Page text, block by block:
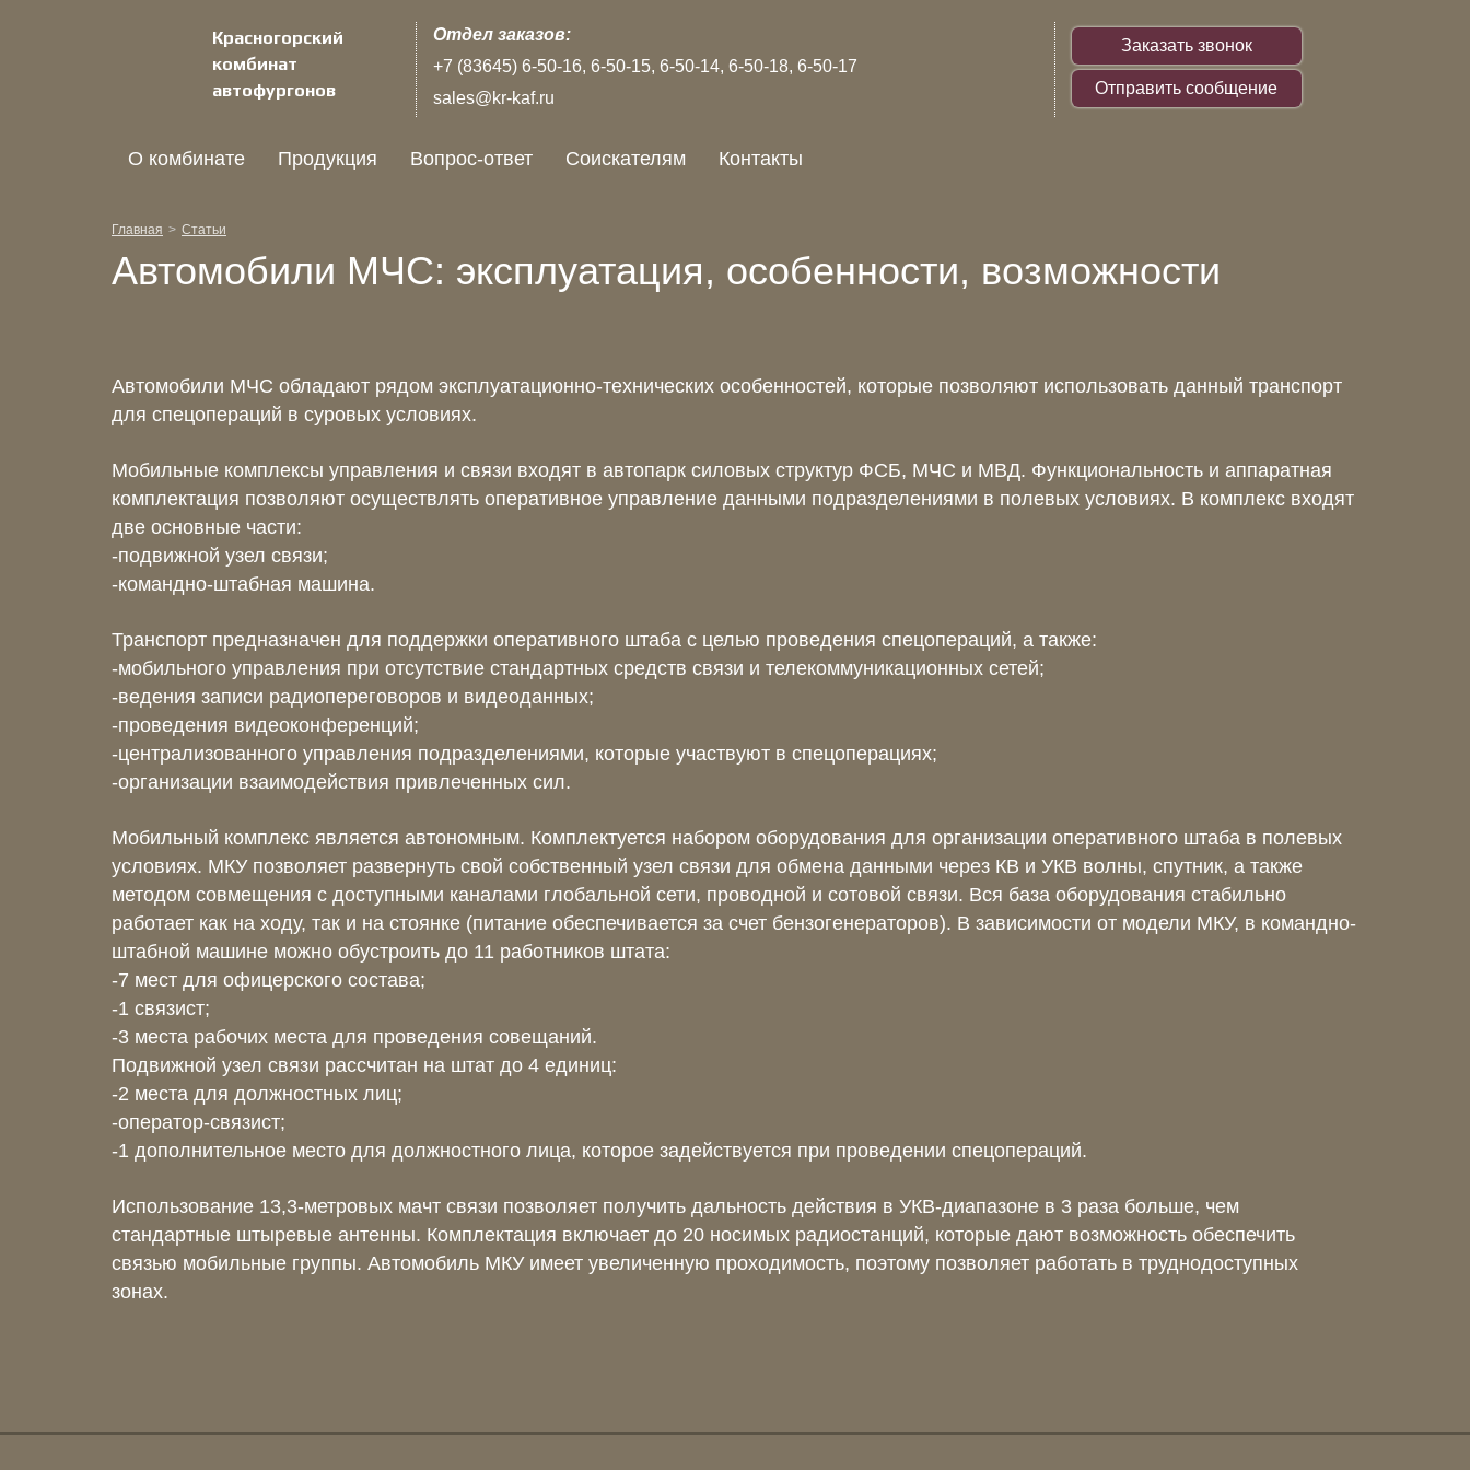
Красногорский
комбинат
автофургонов
Отдел заказов:
+7 (83645) 6‑50‑16 6‑50‑15 6‑50‑14 6‑50‑18 6‑50‑17
sales@kr-kaf.ru
Заказать звонок
Отправить сообщение
О комбинате Продукция Вопрос-ответ Соискателям Контакты
Главная Статьи
Автомобили МЧС: эксплуатация, особенности, возможности
Автомобили МЧС обладают рядом эксплуатационно-технических особенностей, которые позволяют использовать данный транспорт
для спецопераций в суровых условиях.
Мобильные комплексы управления и связи входят в автопарк силовых структур ФСБ, МЧС и МВД. Функциональность и аппаратная
комплектация позволяют осуществлять оперативное управление данными подразделениями в полевых условиях. В комплекс входят
две основные части:
-подвижной узел связи;
-командно-штабная машина.
Транспорт предназначен для поддержки оперативного штаба с целью проведения спецопераций, а также:
-мобильного управления при отсутствие стандартных средств связи и телекоммуникационных сетей;
-ведения записи радиопереговоров и видеоданных;
-проведения видеоконференций;
-централизованного управления подразделениями, которые участвуют в спецоперациях;
-организации взаимодействия привлеченных сил.
Мобильный комплекс является автономным. Комплектуется набором оборудования для организации оперативного штаба в полевых
условиях. МКУ позволяет развернуть свой собственный узел связи для обмена данными через КВ и УКВ волны, спутник, а также
методом совмещения с доступными каналами глобальной сети, проводной и сотовой связи. Вся база оборудования стабильно
работает как на ходу, так и на стоянке (питание обеспечивается за счет бензогенераторов). В зависимости от модели МКУ, в командно-
штабной машине можно обустроить до 11 работников штата:
-7 мест для офицерского состава;
-1 связист;
-3 места рабочих места для проведения совещаний.
Подвижной узел связи рассчитан на штат до 4 единиц:
-2 места для должностных лиц;
-оператор-связист;
-1 дополнительное место для должностного лица, которое задействуется при проведении спецопераций.
Использование 13,3-метровых мачт связи позволяет получить дальность действия в УКВ-диапазоне в 3 раза больше, чем
стандартные штыревые антенны. Комплектация включает до 20 носимых радиостанций, которые дают возможность обеспечить
связью мобильные группы. Автомобиль МКУ имеет увеличенную проходимость, поэтому позволяет работать в труднодоступных
зонах.